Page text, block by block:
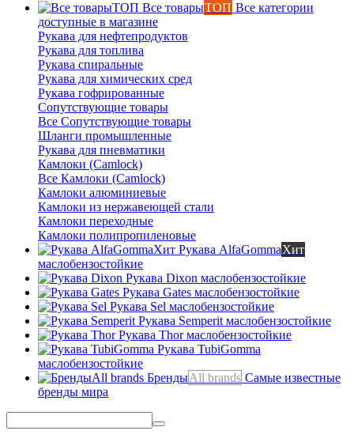
Все товарыТОП Все категории
доступные в магазине
Рукава для нефтепродуктов
Рукава для топлива
Рукава спиральные
Рукава для химических сред
Рукава гофрированные
Сопутствующие товары
Все Сопутствующие товары
Шланги промышленные
Рукава для пневматики
Камлоки (Camlock)
Все Камлоки (Camlock)
Камлоки алюминиевые
Камлоки из нержавеющей стали
Камлоки переходные
Камлоки полипропиленовые
Рукава AlfaGommaХит
маслобензостойкие
Рукава Dixon маслобензостойкие
Рукава Gates маслобензостойкие
Рукава Sel маслобензостойкие
Рукава Semperit маслобензостойкие
Рукава Thorмаслобензостойкие
Рукава TubiGomma
маслобензостойкие
БрендыAll brands Самые известные
бренды мира